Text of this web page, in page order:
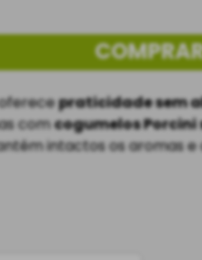
praticidade sem
com cogumelos Porcini
intactos os aromas